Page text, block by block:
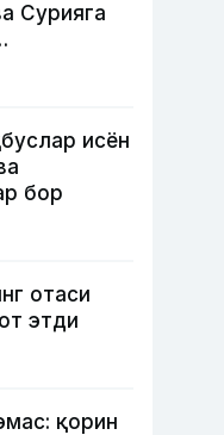
Сурияга
йигит
исён
бор
отаси
этди
қорин